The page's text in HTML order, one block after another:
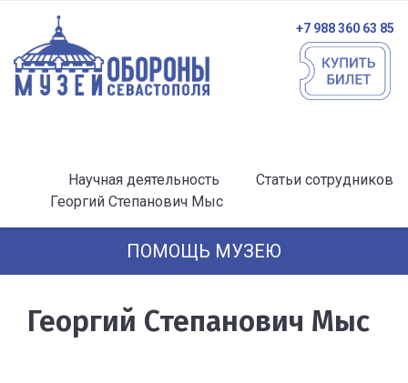
+7 988 360 63 85
Научная деятельность
Статьи сотрудников
Георгий Степанович Мыс
ПОМОЩЬ МУЗЕЮ
Георгий Степанович Мыс